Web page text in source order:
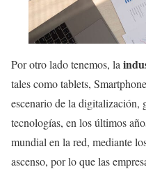
Por otro lado tenemos, la
tales como tablets,
escenario de la digitalización,
tecnologías, en los últimos
mundial en la red, mediante
ascenso, por lo que las